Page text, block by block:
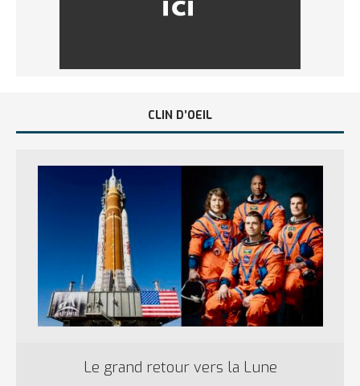
CLIN D’OEIL
Le grand retour vers la Lune